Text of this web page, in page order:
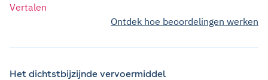
Vertalen
Ontdek hoe beoordelingen werken
Het dichtstbijzijnde vervoermiddel